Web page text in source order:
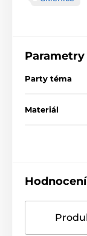
Parametry
Party téma
Materiál